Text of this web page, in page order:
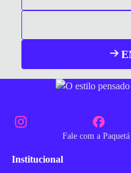
Fale com a
Institucional